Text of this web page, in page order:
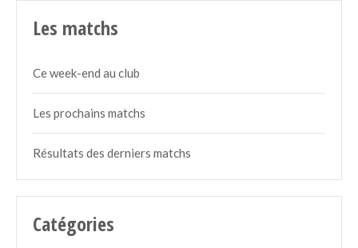
Les matchs
Ce week-end au club
Les prochains matchs
Résultats des derniers matchs
Catégories